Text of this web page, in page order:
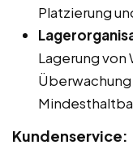
Platzierung
Lagerung von
Kundenservice: